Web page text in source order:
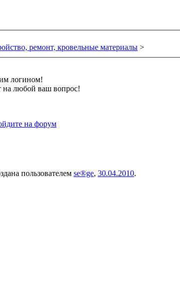
ремонт, кровельные материалы >
логином!
на любой ваш вопрос!
на форум
пользователем se®ge, 30.04.2010.